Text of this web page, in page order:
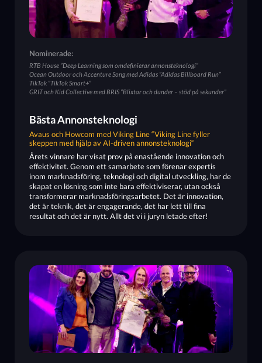
Nominerade:
RTB House ”Deep Learning som omdefinierar annonsteknologi”
Ocean Outdoor och Accenture Song med Adidas ”Adidas Billboard Run”
TikTok ”TikTok Smart+”
GRIT och Kid Collective med BRIS ”Blixtar och dunder – stöd på sekunder”
Bästa Annonsteknologi
Avaus och Howcom med Viking Line “Viking Line fyller
skeppen med hjälp av AI-driven annonsteknologi“
Årets vinnare har visat prov på enastående innovation och
effektivitet. Genom ett samarbete som förenar expertis
inom marknadsföring, teknologi och digital utveckling, har de
skapat en lösning som inte bara effektiviserar, utan också
transformerar marknadsföringsarbetet. Det är innovation,
det är teknik, det är engagerande, det har lett till fina
resultat och det är nytt. Allt det vi i juryn letade efter!